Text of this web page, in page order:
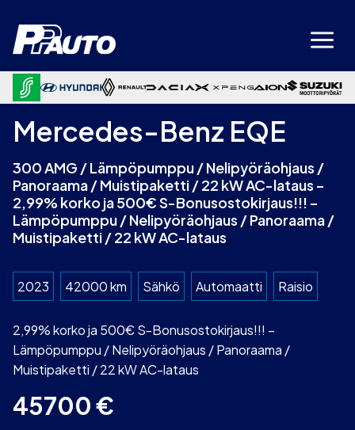
sisältöön
Mercedes-Benz EQE
300 AMG / Lämpöpumppu / Nelipyöräohjaus /
Panoraama / Muistipaketti / 22 kW AC-lataus –
2,99% korko ja 500€ S-Bonusostokirjaus!!! –
Lämpöpumppu / Nelipyöräohjaus / Panoraama /
Muistipaketti / 22 kW AC-lataus
2023 42000 km Sähkö Automaatti Raisio
2,99% korko ja 500€ S-Bonusostokirjaus!!! –
Lämpöpumppu / Nelipyöräohjaus / Panoraama /
Muistipaketti / 22 kW AC-lataus
45700€